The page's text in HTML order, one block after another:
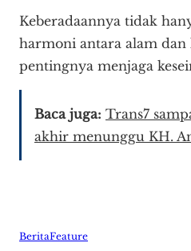
Keberadaannya tidak
harmoni antara alam dan
pentingnya menjaga
Baca juga: Trans7
akhir menunggu KH.
BeritaFeature